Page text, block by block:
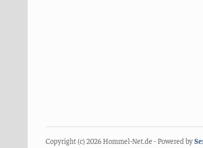
Copyright (c) 2026 Hommel-Net.de - Powered by